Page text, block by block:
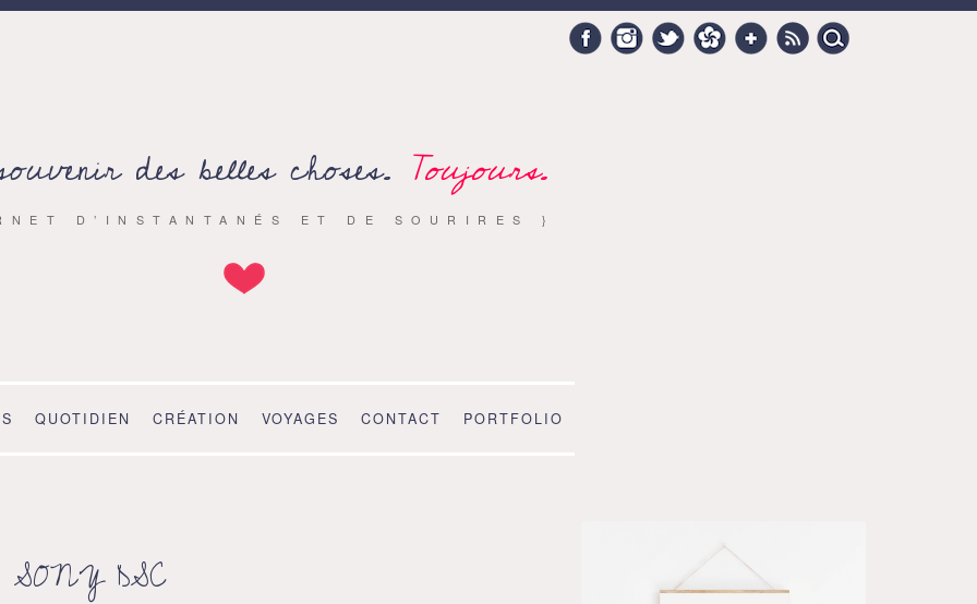
Search
for:
FacebookInstagramTwitter HellocotonGoogle +
RSS
des belles choses. Toujours.
D’INSTANTANÉS ET DE SOURIRES }
QUOTIDIEN CRÉATION VOYAGES CONTACT PORTFOLIO
SONY DSC